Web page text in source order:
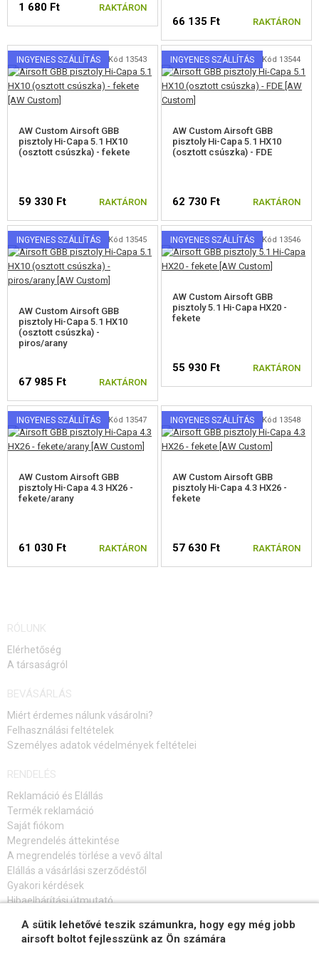
1 680 Ft RAKTÁRON
66 135 Ft RAKTÁRON
INGYENES SZÁLLÍTÁS Kód 13543
AW Custom Airsoft GBB
pisztoly Hi-Capa 5.1 HX10
(osztott csúszka) - fekete
59 330 Ft RAKTÁRON
INGYENES SZÁLLÍTÁS Kód 13544
AW Custom Airsoft GBB
pisztoly Hi-Capa 5.1 HX10
(osztott csúszka) - FDE
62 730 Ft RAKTÁRON
INGYENES SZÁLLÍTÁS Kód 13545
AW Custom Airsoft GBB
pisztoly Hi-Capa 5.1 HX10
(osztott csúszka) -
piros/arany
67 985 Ft RAKTÁRON
INGYENES SZÁLLÍTÁS Kód 13546
AW Custom Airsoft GBB
pisztoly 5.1 Hi-Capa HX20 -
fekete
55 930 Ft RAKTÁRON
INGYENES SZÁLLÍTÁS Kód 13547
AW Custom Airsoft GBB
pisztoly Hi-Capa 4.3 HX26 -
fekete/arany
61 030 Ft RAKTÁRON
INGYENES SZÁLLÍTÁS Kód 13548
AW Custom Airsoft GBB
pisztoly Hi-Capa 4.3 HX26 -
fekete
57 630 Ft RAKTÁRON
RÓLUNK
Elérhetőség
A társaságról
BEVÁSÁRLÁS
Miért érdemes nálunk vásárolni?
Felhasználási feltételek
Személyes adatok védelmények feltételei
RENDELÉS
Reklamáció és Elállás
Termék reklamáció
Saját fiókom
Megrendelés áttekintése
A megrendelés törlése a vevő által
Elállás a vásárlási szerződéstől
Gyakori kérdések
Hibaelhárítási útmutató
FELIRATKOZÁS HÍRLEVÉLRE
A sütik lehetővé teszik számunkra, hogy egy még jobb
airsoft boltot fejlesszünk az Ön számára